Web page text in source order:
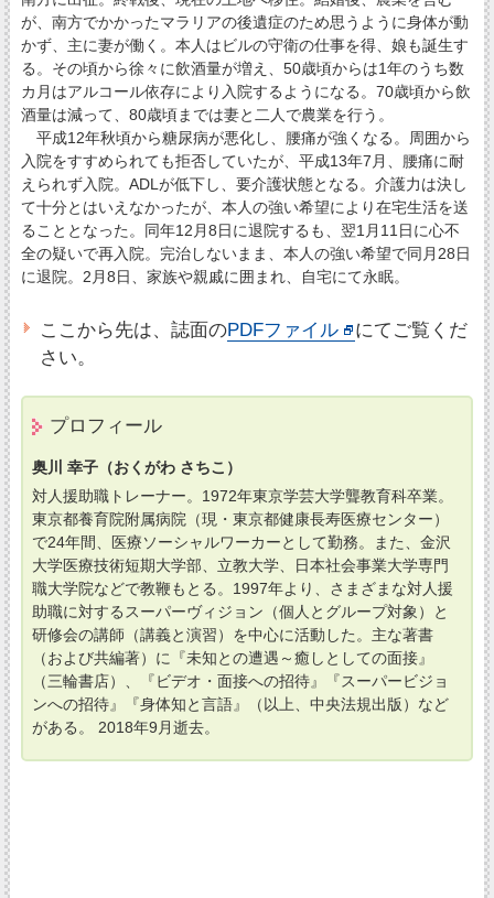
が、南方でかかったマラリアの後遺症のため思うように身体が動
かず、主に妻が働く。本人はビルの守衛の仕事を得、娘も誕生す
る。その頃から徐々に飲酒量が増え、50歳頃からは1年のうち数
カ月はアルコール依存により入院するようになる。70歳頃から飲
酒量は減って、80歳頃までは妻と二人で農業を行う。
平成12年秋頃から糖尿病が悪化し、腰痛が強くなる。周囲から
入院をすすめられても拒否していたが、平成13年7月、腰痛に耐
えられず入院。ADLが低下し、要介護状態となる。介護力は決し
て十分とはいえなかったが、本人の強い希望により在宅生活を送
ることとなった。同年12月8日に退院するも、翌1月11日に心不
全の疑いで再入院。完治しないまま、本人の強い希望で同月28日
に退院。2月8日、家族や親戚に囲まれ、自宅にて永眠。
ここから先は、誌面のPDFファイル
にてご覧くだ
さい。
プロフィール
奥川 幸子（おくがわ さちこ）
対人援助職トレーナー。1972年東京学芸大学聾教育科卒業。
東京都養育院附属病院（現・東京都健康長寿医療センター）
で24年間、医療ソーシャルワーカーとして勤務。また、金沢
大学医療技術短期大学部、立教大学、日本社会事業大学専門
職大学院などで教鞭もとる。1997年より、さまざまな対人援
助職に対するスーパーヴィジョン（個人とグループ対象）と
研修会の講師（講義と演習）を中心に活動した。主な著書
（および共編著）に『未知との遭遇～癒しとしての面接』
（三輪書店）、『ビデオ・面接への招待』『スーパービジョ
ンへの招待』『身体知と言語』（以上、中央法規出版）など
がある。 2018年9月逝去。